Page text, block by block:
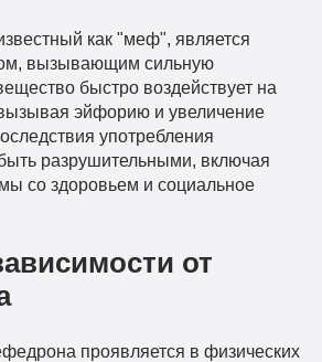
как "меф", является
вызывающим сильную
быстро воздействует на
эйфорию и увеличение
употребления
разрушительными, включая
со здоровьем и социальное
от
проявляется в физических